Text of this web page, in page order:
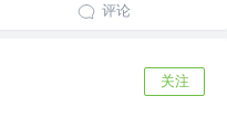
评论
关注